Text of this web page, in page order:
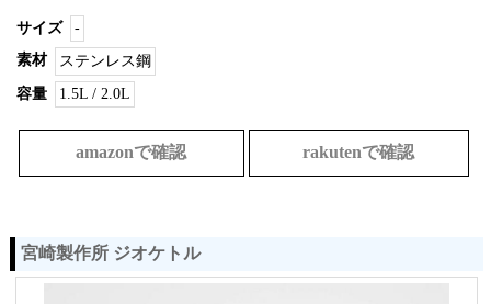
サイズ
-
素材
ステンレス鋼
容量
1.5L / 2.0L
amazonで確認 rakutenで確認
宮崎製作所 ジオケトル